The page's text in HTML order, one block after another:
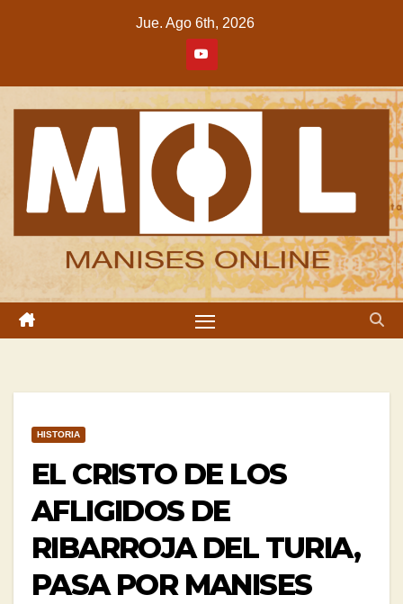
Jue. Ago 6th, 2026
HISTORIA
EL CRISTO DE LOS
AFLIGIDOS DE
RIBARROJA DEL TURIA,
PASA POR MANISES